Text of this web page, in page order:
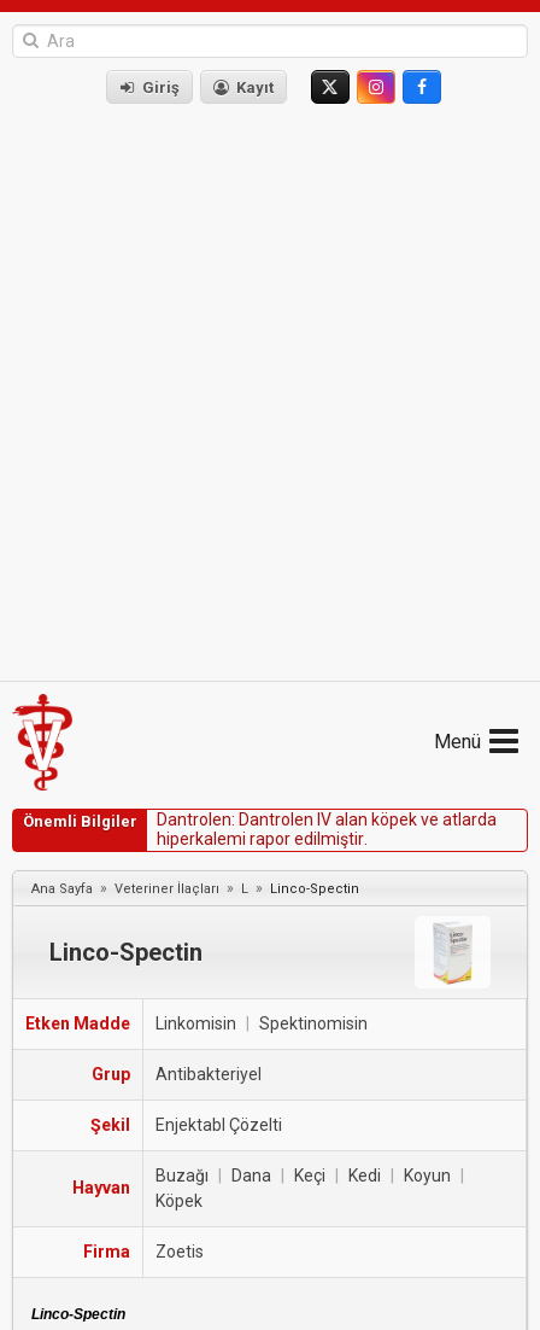
Giriş Kayıt
Menü
Önemli Bilgiler Dantro en: Dantro en Va an köpekve atarda
hiperka emi raporedi miştir
Ana Sayfa » Veteriner İlaçları » L » Linco-Spectin
Linco-Spectin
Etken Madde Linkomisin Spektinomisin
Grup Antibakteriyel
Şekil Enjektabl Çözelti
Hayvan
Buzağı Dana Keçi Kedi Koyun
Köpek
Firma Zoetis
Linco-Spectin